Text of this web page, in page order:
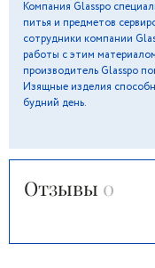
Компания Glasspo
питья и предметов
сотрудники компании
работы с этим
производитель Glasspo
Изящные изделия
будний день.
Отзывы 0